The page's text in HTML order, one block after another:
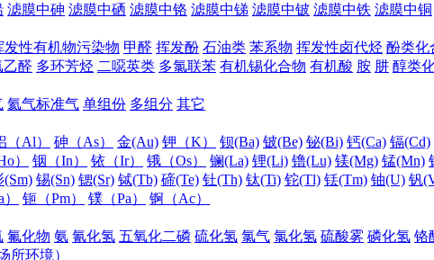
滤膜中砷 滤膜中硒 滤膜中铬 滤膜中锑 滤膜中铍 滤膜中铁 滤膜中铜
发性有机物污染物 甲醛 挥发酚 石油类 苯系物 挥发性卤代烃 酚类化
乙醛 多环芳烃 二噁英类 多氯联苯 有机锡化合物 有机酸 胺 肼 醇类
氦气标准气 单组份 多组分 其它
（Al） 砷（As） 金(Au) 钾（K） 钡(Ba) 铍(Be) 铋(Bi) 钙(Ca) 镉(Cd)
） 铟（In） 铱（Ir） 锇（Os） 镧(La) 锂(Li) 镥(Lu) 镁(Mg) 锰(Mn)
(Sm) 锡(Sn) 锶(Sr) 铽(Tb) 碲(Te) 钍(Th) 钛(Ti) 铊(Tl) 铥(Tm) 铀(U) 钒
钷（Pm） 镤（Pa）
锕（Ac）
氟化物 氨 氰化氢 五氧化二磷 硫化氢 氯气 氯化氢 硫酸雾 磷化氢 铬
所环境）